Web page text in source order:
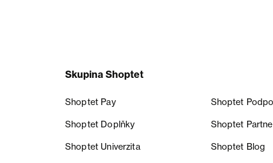
Skupina Shoptet
Shoptet Pay Shoptet
Shoptet Doplňky Shoptet
Shoptet Univerzita Shoptet Blog